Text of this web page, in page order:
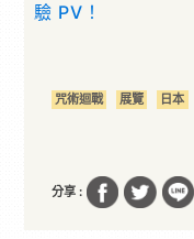
驗 PV！
咒術迴戰 展覽 日本
分享 :